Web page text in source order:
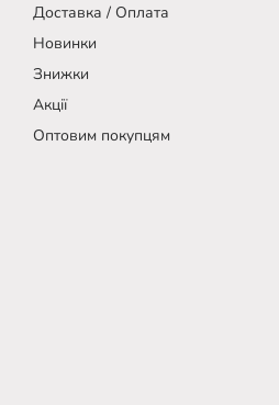
Доставка / Оплата
Новинки
Знижки
Акції
Оптовим покупцям